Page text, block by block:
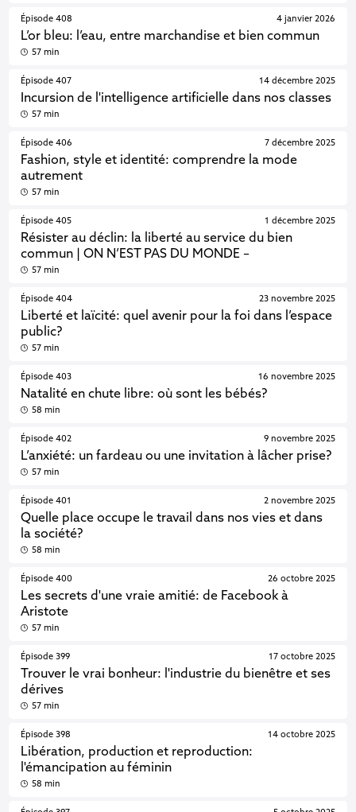
Épisode 408
L’or bleu: l’eau, entre marchandise et bien commun
4 janvier 2026
57 min
Épisode 407
Incursion de l'intelligence artificielle dans nos classes
14 décembre 2025
57 min
Épisode 406
Fashion, style et identité: comprendre la mode
autrement
7 décembre 2025
57 min
Épisode 405
Résister au déclin: la liberté au service du bien
commun | ON N’EST PAS DU MONDE –
1 décembre 2025
57 min
Épisode 404
Liberté et laïcité: quel avenir pour la foi dans l’espace
public?
23 novembre 2025
57 min
Épisode 403
Natalité en chute libre: où sont les bébés?
16 novembre 2025
58 min
Épisode 402
L’anxiété: un fardeau ou une invitation à lâcher prise?
9 novembre 2025
57 min
Épisode 401
Quelle place occupe le travail dans nos vies et dans
la société?
2 novembre 2025
58 min
Épisode 400
Les secrets d'une vraie amitié: de Facebook à
Aristote
26 octobre 2025
57 min
Épisode 399
Trouver le vrai bonheur: l'industrie du bienêtre et ses
dérives
17 octobre 2025
57 min
Épisode 398
Libération, production et reproduction:
l'émancipation au féminin
14 octobre 2025
58 min